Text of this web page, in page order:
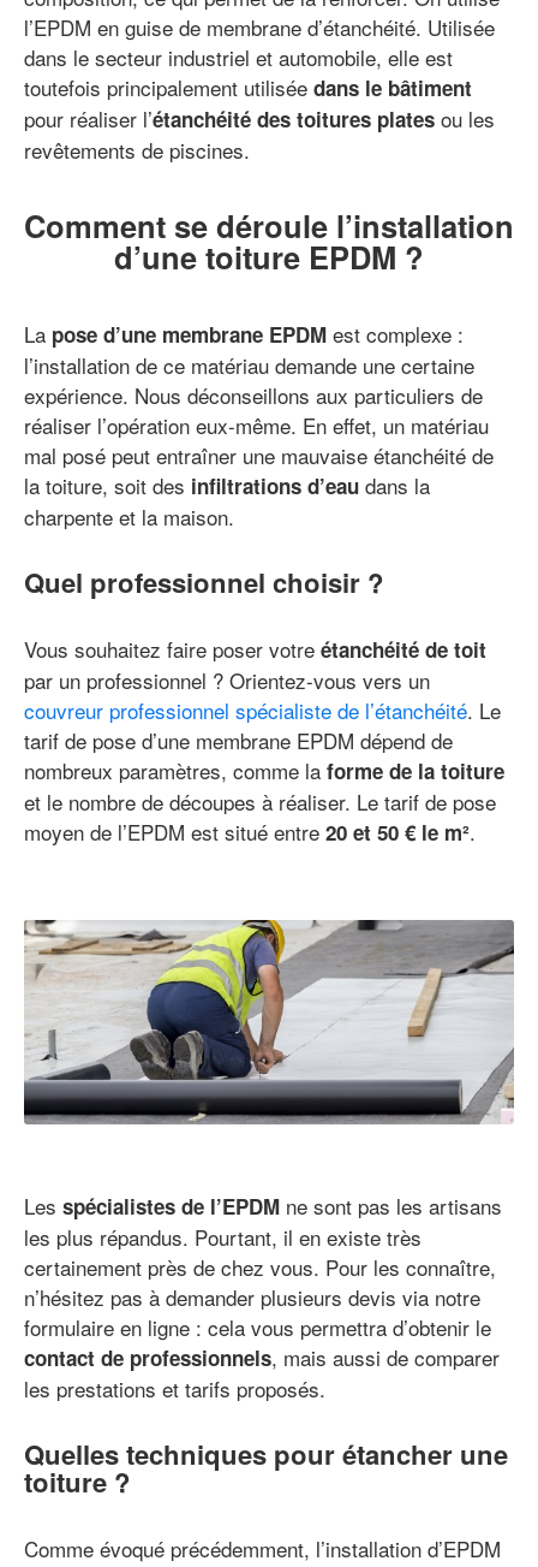
l’EPDM en guise de membrane d’étanchéité. Utilisée
dans le secteur industriel et automobile, elle est
toutefois principalement utilisée dans le bâtiment
pour réaliser l’étanchéité des toitures plates ou les
revêtements de piscines.
Comment se déroule l’installation
d’une toiture EPDM ?
La pose d’une membrane EPDM est complexe :
l’installation de ce matériau demande une certaine
expérience. Nous déconseillons aux particuliers de
réaliser l’opération eux-même. En effet, un matériau
mal posé peut entraîner une mauvaise étanchéité de
la toiture, soit des infiltrations d’eau dans la
charpente et la maison.
Quel professionnel choisir ?
Vous souhaitez faire poser votre étanchéité de toit
par un professionnel ? Orientez-vous vers un
couvreur professionnel spécialiste de l’étanchéité. Le
tarif de pose d’une membrane EPDM dépend de
nombreux paramètres, comme la forme de la toiture
et le nombre de découpes à réaliser. Le tarif de pose
moyen de l’EPDM est situé entre 20 et 50 € le m².
Les spécialistes de l’EPDM ne sont pas les artisans
les plus répandus. Pourtant, il en existe très
certainement près de chez vous. Pour les connaître,
n’hésitez pas à demander plusieurs devis via notre
formulaire en ligne : cela vous permettra d’obtenir le
contact de professionnels, mais aussi de comparer
les prestations et tarifs proposés.
Quelles techniques pour étancher une
toiture ?
Comme évoqué précédemment, l’installation d’EPDM